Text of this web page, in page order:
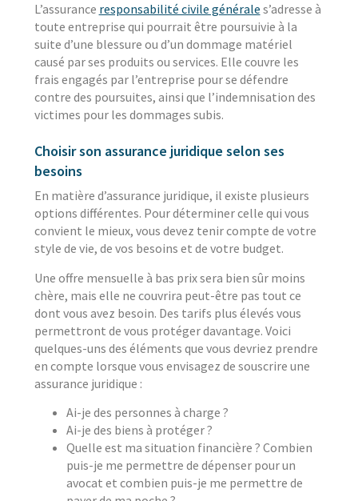
L’assurance responsabilité civile générale s’adresse à
toute entreprise qui pourrait être poursuivie à la
suite d’une blessure ou d’un dommage matériel
causé par ses produits ou services. Elle couvre les
frais engagés par l’entreprise pour se défendre
contre des poursuites, ainsi que l’indemnisation des
victimes pour les dommages subis.
Choisir son assurance juridique selon ses
besoins
En matière d’assurance juridique, il existe plusieurs
options différentes. Pour déterminer celle qui vous
convient le mieux, vous devez tenir compte de votre
style de vie, de vos besoins et de votre budget.
Une offre mensuelle à bas prix sera bien sûr moins
chère, mais elle ne couvrira peut-être pas tout ce
dont vous avez besoin. Des tarifs plus élevés vous
permettront de vous protéger davantage. Voici
quelques-uns des éléments que vous devriez prendre
en compte lorsque vous envisagez de souscrire une
assurance juridique :
Ai-je des personnes à charge ?
Ai-je des biens à protéger ?
Quelle est ma situation financière ? Combien
puis-je me permettre de dépenser pour un
avocat et combien puis-je me permettre de